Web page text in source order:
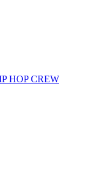
HOP CREW